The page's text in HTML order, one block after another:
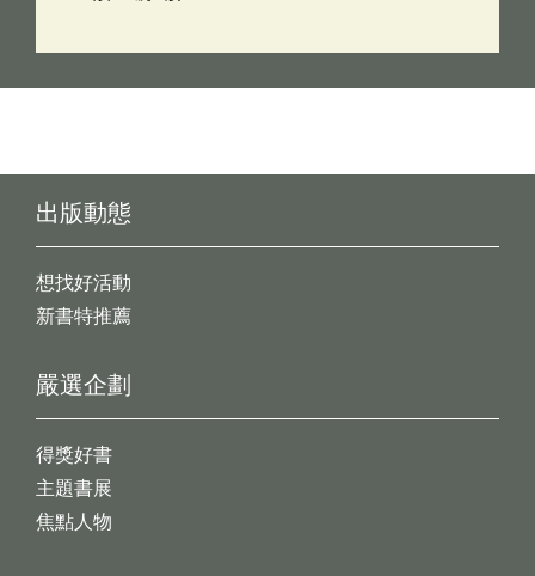
出版動態
想找好活動
新書特推薦
嚴選企劃
得獎好書
主題書展
焦點人物